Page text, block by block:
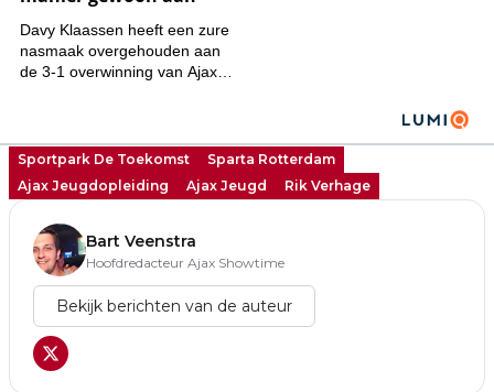
Sportpark De Toekomst
Sparta Rotterdam
Ajax Jeugdopleiding
Ajax Jeugd Rik Verhage
Bart Veenstra
Hoofdredacteur Ajax Showtime
Bekijk berichten van de auteur